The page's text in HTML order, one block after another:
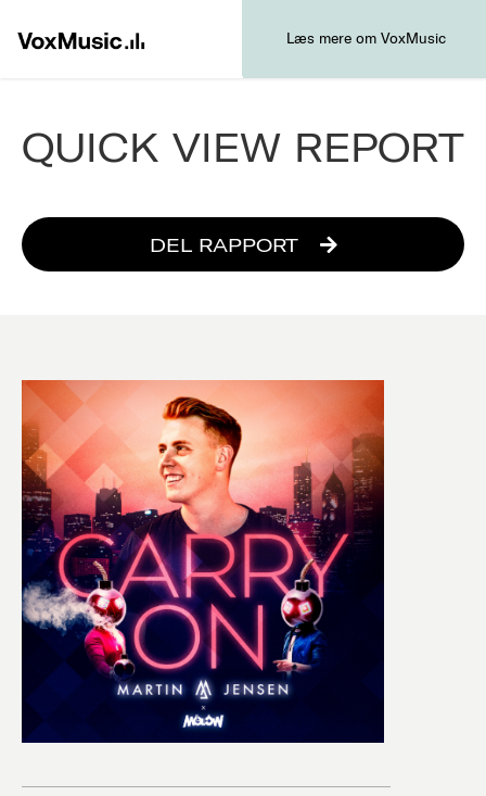
Læs mere om VoxMusic
QUICK VIEW REPORT
DEL RAPPORT